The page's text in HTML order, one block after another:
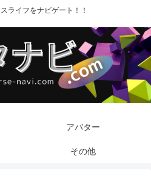
ライフをナビゲート！！
アバター
その他